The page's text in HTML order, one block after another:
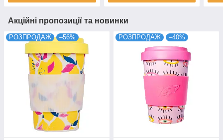
Акційні пропозиції та новинки
РОЗПРОДАЖ –56% РОЗПРОДАЖ –40%